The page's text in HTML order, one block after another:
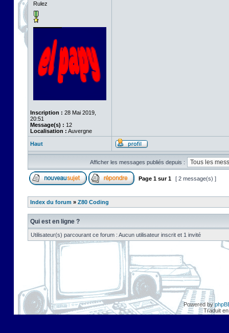
Rulez
Inscription : 28 Mai 2019,
20:51
Message(s) : 12
Localisation : Auvergne
Haut
Afficher les messages publiés depuis :
Page 1 sur1 [ 2 message(s) ]
Index du forum » Z80 Coding
Qui est en ligne ?
Utilisateur(s) parcourant ce forum : Aucun utilisateur inscrit et 1 invité
Powered by
Traduit